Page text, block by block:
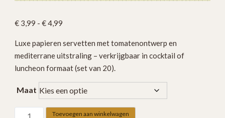
€ 3,99 - €4,99
tot
€ 4,99
Luxe papieren servetten met tomatenontwerp en
mediterrane uitstraling – verkrijgbaar in cocktail of
luncheon formaat (set van 20).
Maat
Passata
Toevoegen aan winkelwagen